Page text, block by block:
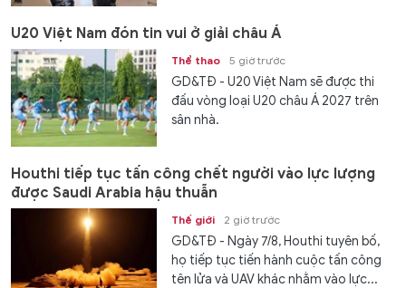
U20 Việt Nam đón tin vui ở giải châu Á
Thể thao 5 giờ trước
GD&TĐ - U20 Việt Nam sẽ được thi
đấu vòng loại U20 châu Á 2027 trên
sân nhà.
Houthi tiếp tục tấn công chết người vào lực lượng
được Saudi Arabia hậu thuẫn
Thế giới 2 giờ trước
GD&TĐ - Ngày 7/8, Houthi tuyên bố,
họ tiếp tục tiến hành cuộc tấn công
tên lửa và UAV khác nhằm vào lực...